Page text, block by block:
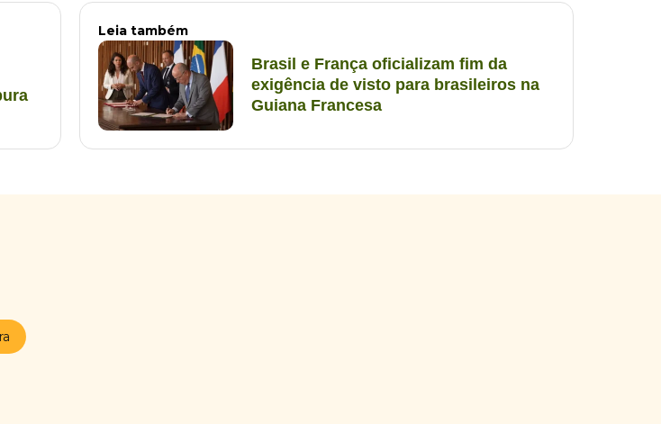
Leia também
Brasil e França oficializam fim da
exigência de visto para brasileiros na
Guiana Francesa